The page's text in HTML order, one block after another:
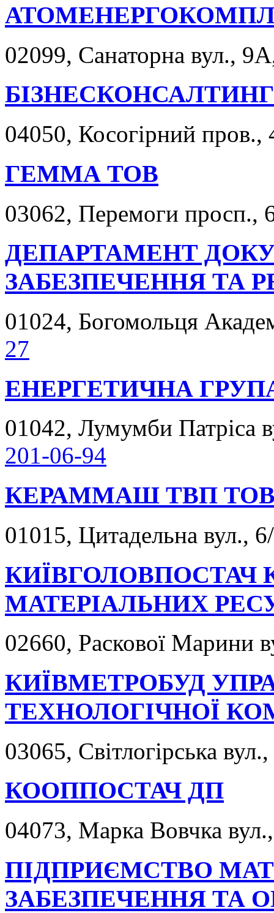
02099, Санаторна вул.,
04050, Косогірний пров.,
ГЕММА ТОВ
03062, Перемоги просп.,
ДЕПАРТАМЕНТ
ЗАБЕЗПЕЧЕННЯ ТА
01024, Богомольця
27
ЕНЕРГЕТИЧНА
01042, Лумумби Патріса
201-06-94
КЕРАММАШ ТВП
01015, Цитадельна вул.,
КИЇВГОЛОВПОСТАЧ
МАТЕРІАЛЬНИХ
02660, Раскової Марини
КИЇВМЕТРОБУД
ТЕХНОЛОГІЧНОЇ
03065, Світлогірська
КООППОСТАЧ ДП
04073, Марка Вовчка
ПІДПРИЄМСТВО
ЗАБЕЗПЕЧЕННЯ ТА